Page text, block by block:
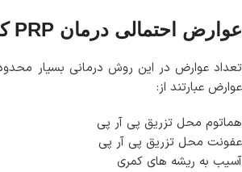
عوارض احتمالی درمان PRP کمر
تعداد عوارض در این روش درمانی بسیار
عوارض عبارتند از:
هماتوم محل تزریق پی آر پی
عفونت محل تزریق پی آر پی
آسیب به ریشه های کمری